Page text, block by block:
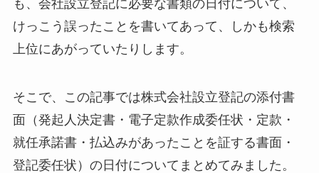
も、会社設立登記に必要な書類の日付について、
けっこう誤ったことを書いてあって、しかも検索
上位にあがっていたりします。
そこで、この記事では株式会社設立登記の添付書
面（発起人決定書・電子定款作成委任状・定款・
就任承諾書・払込みがあったことを証する書面・
登記委任状）の日付についてまとめてみました。